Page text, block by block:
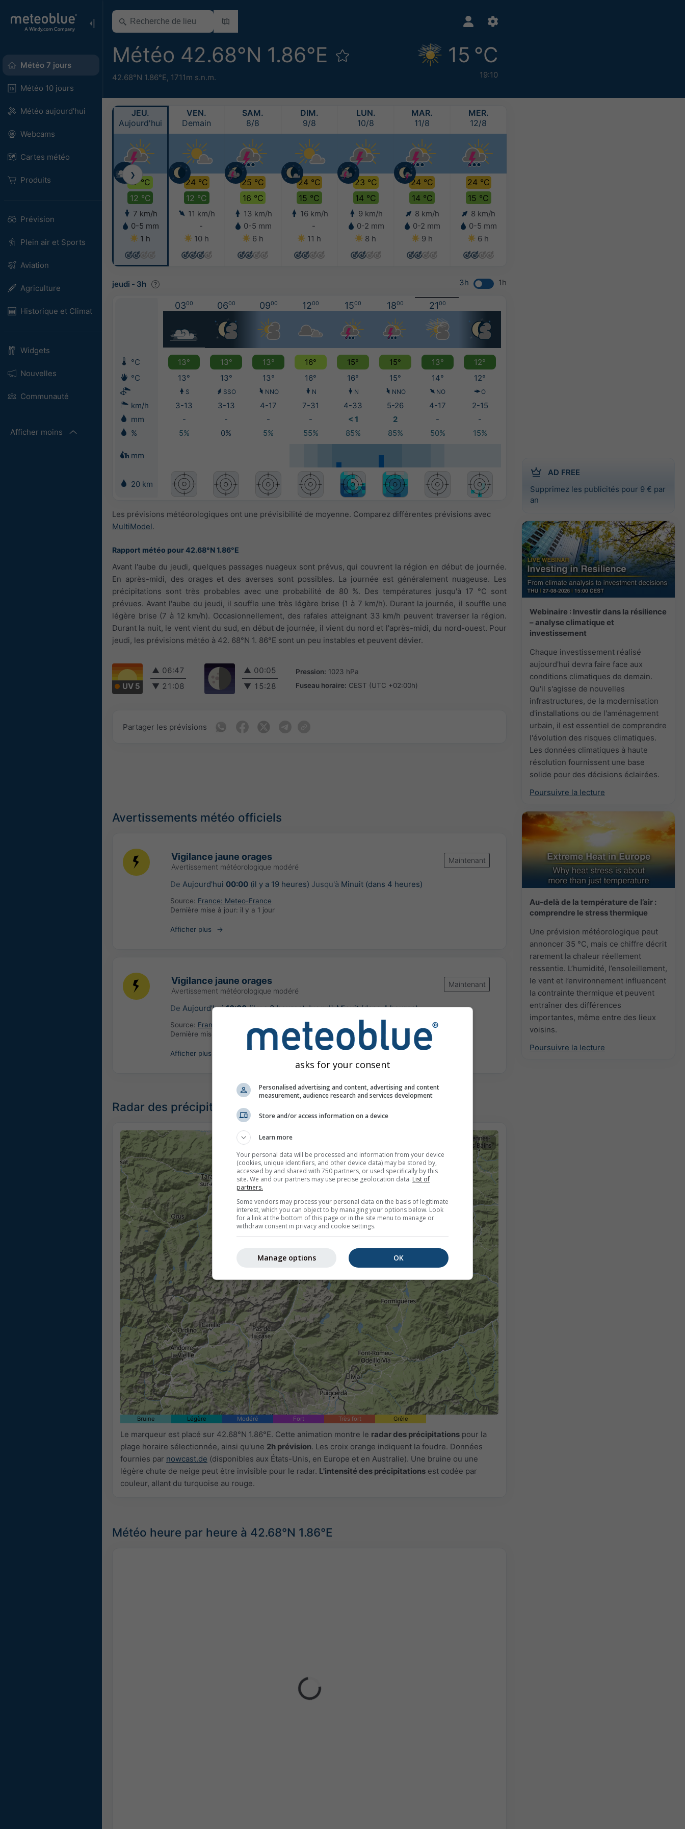
Météo 7 jours
Météo 10 jours
Météo aujourd'hui
Webcams
Cartes météo
Produits
Prévision
Plein air et Sports
Aviation
Agriculture
Historique et Climat
Widgets
Nouvelles
Communauté
Afficher moins
Météo 42.68°N 1.86°E
42.68°N 1.86°E, 1711m s.n.m.
15 °C
19:10
AD FREE
Supprimez les publicités pour 9 € par
an
Webinaire : Investir dans la résilience
– analyse climatique et
investissement
Chaque investissement réalisé
aujourd'hui devra faire face aux
conditions climatiques de demain.
Qu'il s'agisse de nouvelles
infrastructures, de la modernisation
d'installations ou de l'aménagement
urbain, il est essentiel de comprendre
l'évolution des risques climatiques.
Les données climatiques à haute
résolution fournissent une base
solide pour des décisions éclairées.
Poursuivre la lecture
Au-delà de la température de l’air :
comprendre le stress thermique
Une prévision météorologique peut
annoncer 35 °C, mais ce chiffre décrit
rarement la chaleur réellement
ressentie. L’humidité, l’ensoleillement,
le vent et l’environnement influencent
la contrainte thermique et peuvent
entraîner des différences
importantes, même entre des lieux
voisins.
Poursuivre la lecture
JEU.
Aujourd'hui
17 °C
12 °C
7 km/h
0-5 mm
1 h
VEN.
Demain
24 °C
12 °C
11 km/h
-
10 h
SAM.
8/8
25 °C
16 °C
13 km/h
0-5 mm
6 h
DIM.
9/8
24 °C
15 °C
16 km/h
-
11 h
LUN.
10/8
23 °C
14 °C
9 km/h
0-2 mm
8 h
MAR.
11/8
24 °C
14 °C
8 km/h
0-2 mm
9 h
MER.
12/8
24 °C
15 °C
8 km/h
0-5 mm
6 h
❯
jeudi - 3h 3h 1h
0300 0600 0900 1200 1500 1800 2100
°C 13° 13° 13° 16° 15° 15° 13°
12°
°C
13° 13° 13° 16° 16° 15° 14° 12°
S SSO NNO N N NNO NO O
km/h 3-13 3-13 4-17 7-31 4-33 5-26 4-17
2-15
mm
- - - - < 1 2 -
-
%
5% 0% 5% 55% 85% 85% 50% 15%
mm
20 km
Les prévisions météorologiques ont une prévisibilité de moyenne. Comparez différentes prévisions avec
MultiModel.
Rapport météo pour 42.68°N 1.86°E
Avant l'aube du jeudi, quelques passages nuageux sont prévus, qui couvrent la région en début de journée.
En après-midi, des orages et des averses sont possibles. La journée est généralement nuageuse. Les
précipitations sont très probables avec une probabilité de 80 %. Des températures jusqu'à 17 °C sont
prévues. Avant l'aube du jeudi, il souffle une très légère brise (1 à 7 km/h). Durant la journée, il souffle une
légère brise (7 à 12 km/h). Occasionnellement, des rafales atteignant 33 km/h peuvent traverser la région.
Durant la nuit, le vent vient du sud, en début de journée, il vient du nord et l'après-midi, du nord-ouest. Pour
jeudi, les prévisions météo à 42. 68°N 1. 86°E sont un peu instables et peuvent dévier.
UV 5
▲ 06:47
▼ 21:08
▲ 00:05
▼ 15:28
Pression: 1023 hPa
Fuseau horaire: CEST (UTC +02:00h)
Partager les prévisions
Avertissements météo officiels
Vigilance jaune orages
Avertissement météorologique modéré
Maintenant
De Aujourd'hui 00:00(il y a 19 heures) Jusqu'à Minuit (dans 4 heures)
Source: France: Meteo-France
Dernière mise à jour: il y a 1 jour
Afficher plus
Vigilance jaune orages
Avertissement météorologique modéré
Maintenant
De Aujourd'hui16:00(il y a 3 heures)Jusqu'àMinuit (dans 4 heures)
Source: France: Meteo-France
Dernière mise à jour:
il y a 3 heures
Afficher plus
Radar des précipitations, 42.68°N 1.86°E
+ −
Bruine Légère Modéré Fort Très fort Grêle
Le marqueur est placé sur 42.68°N 1.86°E. Cette animation montre le radar des précipitations pour la
plage horaire sélectionnée, ainsi qu'une 2h prévision. Les croix orange indiquent la foudre. Données
fournies par nowcast.de (disponibles aux États-Unis, en Europe et en Australie). Une bruine ou une
légère chute de neige peut être invisible pour le radar. L'intensité des précipitations est codée par
couleur, allant du turquoise au rouge.
Météo heure par heure à 42.68°N 1.86°E
asks for your consent
Personalised advertising and content, advertising and content
measurement, audience research and services development
Store and/or access information on a device
Learn more
Your personal data will be processed and information from your device
(cookies, unique identifiers, and other device data) may be stored by,
accessed by and shared with 750 partners, or used specifically by this
site. We and our partners may use precise geolocation data. List of
partners.
Some vendors may process your personal data on the basis of legitimate
interest, which you can object to by managing your options below. Look
for a link at the bottom of this page or in the site menu to manage or
withdraw consent in privacy and cookie settings.
OK
Manage options